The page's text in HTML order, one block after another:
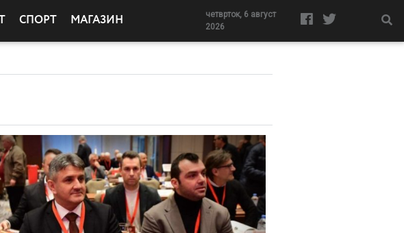
СПОРТ МАГАЗИН
четврток, 6 август
2026